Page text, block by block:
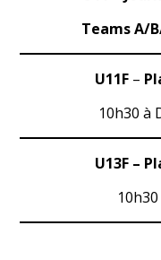
Teams A/
U11F –
10h30 à
U13F –